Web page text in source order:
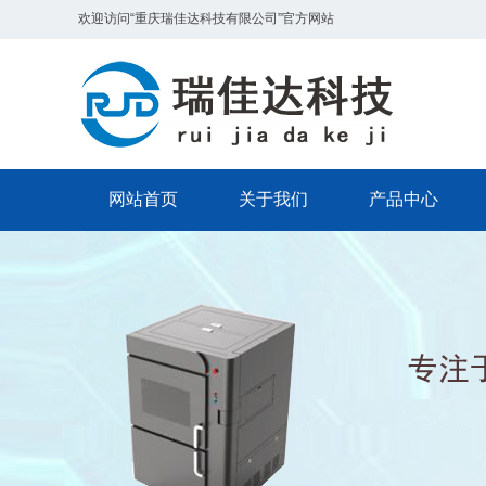
欢迎访问“重庆瑞佳达科技有限公司”官方网站
网站首页 关于我们 产品中心